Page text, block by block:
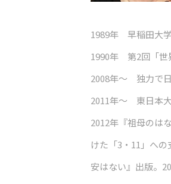
1989年 早稲田大学
1990年 第2回「世
2008年～ 独力で日
2011年～ 東日本大
2012年『祖母のは
けた「3・11」への
安はない』 出版。